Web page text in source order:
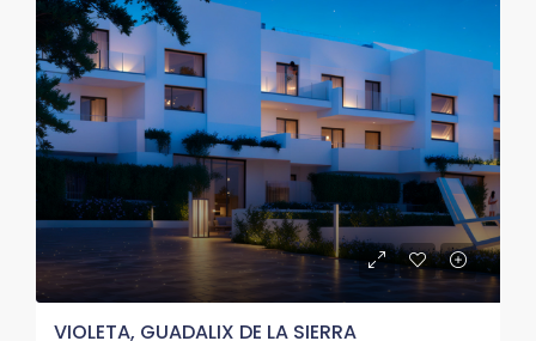
VIOLETA, GUADALIX DE LA SIERRA